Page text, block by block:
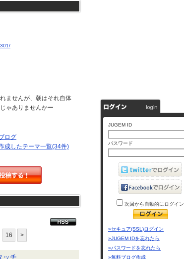
ませんが、朝はそれ自体
ゃありませんかー
ログ
成したテーマ一覧(34件)
16 >
ッチ
JUGEM ID
パスワード
次回から自動的にログイン
»セキュア(SSL)ログイン
»JUGEM IDを忘れたら
»パスワードを忘れたら
»無料ブログ作成